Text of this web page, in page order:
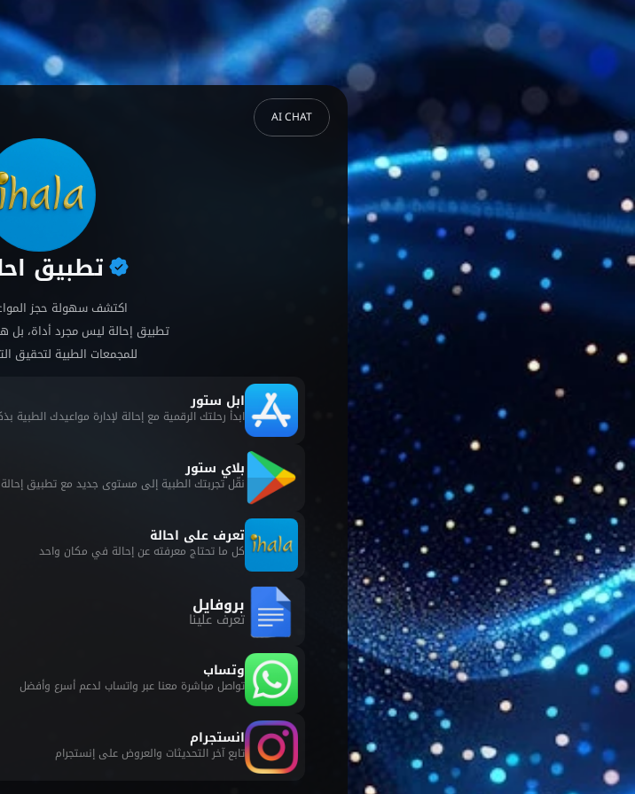
AI CHAT
تطبيق
اكتشف سهولة حجز
تطبيق إحالة ليس مجرد أداة، بل
للمجمعات الطبية لتحقيق
ابل ستور
ابدأ رحلتك الرقمية مع إحالة لإدارة مواعيدك الطبية
بلاي ستور
نقّل تجربتك الطبية إلى مستوى جديد مع تطبيق
تعرف على احالة
كل ما تحتاج معرفته عن إحالة في مكان واحد
بروفايل
تعرف علينا
وتساب
انستجرام